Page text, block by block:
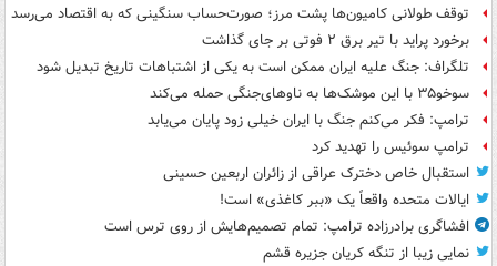
توقف طولانی کامیون‌ها پشت مرز؛ صورت‌حساب سنگینی که به اقتصاد می‌رسد
برخورد پراید با تیر برق ۲ فوتی بر جای گذاشت
تلگراف: جنگ علیه ایران ممکن است به یکی از اشتباهات تاریخ تبدیل شود
سوخو۳۵ با این موشک‌ها به ناوهای‌جنگی حمله می‌کند
ترامپ: فکر می‌کنم جنگ با ایران خیلی زود پایان می‌یابد
ترامپ سوئیس را تهدید کرد
استقبال خاص دخترک عراقی از زائران اربعین حسینی
ایالات متحده واقعاً یک «ببر کاغذی» است!
افشاگری برادرزاده ترامپ: تمام تصمیم‌هایش از روی ترس است
نمایی زیبا از تنگه کریان جزیره قشم